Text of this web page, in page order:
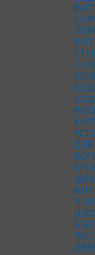
И